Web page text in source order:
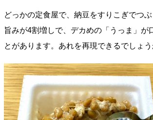
どっかの定食屋で、納豆をすりこぎでつぶ
旨みが4割増しで、デカめの「うっま」が
とがあります。あれを再現できるでしょう